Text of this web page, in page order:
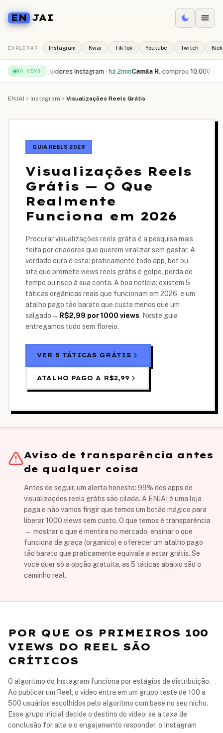
EN JAI
EXPLORAR Instagram Kwai TikTok Youtube Twitch Kick
AO VIVO
seguidores Instagram ·há 2minCamila R. comprou 10.000 curtidas
ENJAI Instagram Visualizações Reels Grátis
GUIA REELS 2026
Visualizações Reels
Grátis — O Que
Realmente
Funciona em 2026
Procurar visualizações reels grátis é a pesquisa mais
feita por criadores que querem viralizar sem gastar. A
verdade dura é esta: praticamente todo app, bot ou
site que promete views reels grátis é golpe, perda de
tempo ou risco à sua conta. A boa notícia: existem 5
táticas orgânicas reais que funcionam em 2026, e um
atalho pago tão barato que custa menos que um
salgado — R$2,99 por 1000 views. Neste guia
entregamos tudo sem floreio.
VER 5 TÁTICAS GRÁTIS
ATALHO PAGO A R$2,99
Aviso de transparência antes
de qualquer coisa
Antes de seguir, um alerta honesto: 99% dos apps de
visualizações reels grátis são cilada. A ENJAI é uma loja
paga e não vamos fingir que temos um botão mágico para
liberar 1000 views sem custo. O que temos é transparência
— mostrar o que é mentira no mercado, ensinar o que
funciona de graça (organico) e oferecer um atalho pago
tão barato que praticamente equivale a estar grátis. Se
você quer só a opção gratuita, as 5 táticas abaixo são o
caminho real.
POR QUE OS PRIMEIROS 100
VIEWS DO REEL SÃO
CRÍTICOS
O algoritmo do Instagram funciona por estágios de distribuição.
Ao publicar um Reel, o vídeo entra em um grupo teste de 100 a
500 usuários escolhidos pelo algoritmo com base no seu nicho.
Esse grupo inicial decide o destino do vídeo: se a taxa de
conclusão for alta e o engajamento responder, o Instagram